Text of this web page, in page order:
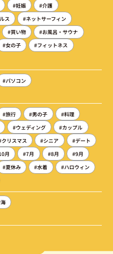
#妊娠
#介護
ス
#ネットサーフィン
#買い物
#お風呂・サウナ
#女の子
#フィットネス
#パソコン
#旅行 #男の子
#料理
#ウェディング
#カップル
クリスマス #シニア
#デート
月 #7月 #8月
#9月
#夏休み #水着
#ハロウィン